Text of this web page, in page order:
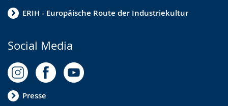
ERIH - Europäische Route der Industriekultur
Social Media
Presse